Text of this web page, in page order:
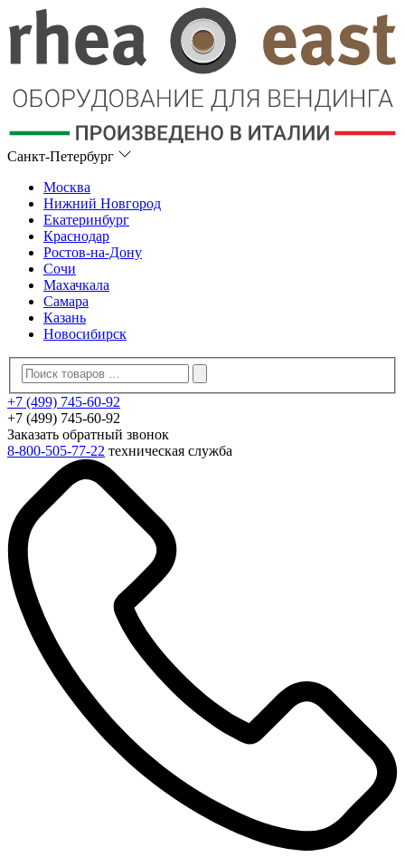
Санкт-Петербург
Москва
Нижний Новгород
Екатеринбург
Краснодар
Ростов-на-Дону
Сочи
Махачкала
Самара
Казань
Новосибирск
+7 (499) 745-60-92
+7 (499) 745-60-92
Заказать обратный звонок
8-800-505-77-22 техническая служба